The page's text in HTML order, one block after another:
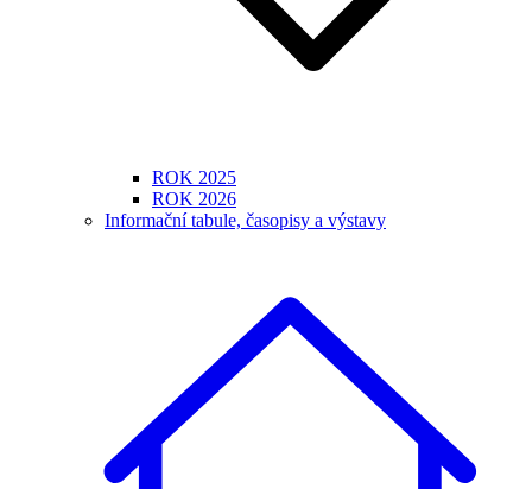
ROK 2025
ROK 2026
Informační tabule, časopisy a výstavy